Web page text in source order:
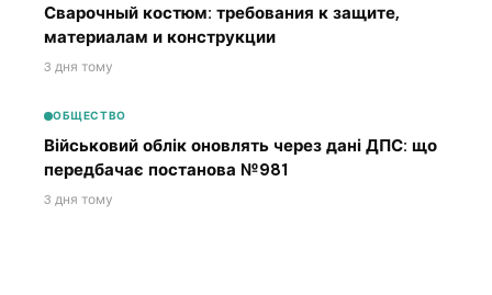
Сварочный костюм: требования к защите,
материалам и конструкции
3 дня тому
ОБЩЕСТВО
Військовий облік оновлять через дані ДПС: що
передбачає постанова №981
3 дня тому